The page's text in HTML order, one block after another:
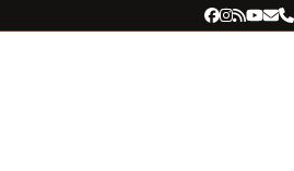
Facebook
RSS